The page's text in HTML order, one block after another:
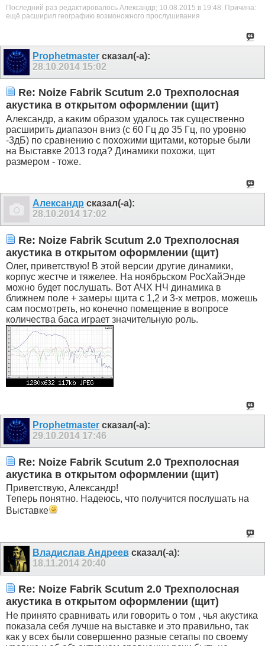
Последний раз редактировалось Александр; 10.08.2015 в 19:48. Причина:
ещё расширил географию возмоножного прослушивания
Prophetmaster сказал(-а):
28.10.2014 15:02
Re: Noize Fabrik Scutum 2.0 Трехполосная
акустика в открытом оформлении (щит)
Александр, а каким образом удалось так существенно
расширить диапазон вниз (с 60 Гц до 35 Гц, по уровню
-3дБ) по сравнению с похожими щитами, которые были
на Выставке 2013 года? Динамики похожи, щит
размером - тоже.
Александр сказал(-а):
28.10.2014 17:02
Re: Noize Fabrik Scutum 2.0 Трехполосная
акустика в открытом оформлении (щит)
Олег, приветствую! В этой версии другие динамики,
корпус жестче и тяжелее. На ноябрьском РосХайЭнде
можно будет послушать. Вот АЧХ НЧ динамика в
ближнем поле + замеры щита с 1,2 и 3-х метров, можешь
сам посмотреть, но конечно помещение в вопросе
количества баса играет значительную роль.
Prophetmaster сказал(-а):
29.10.2014 17:46
Re: Noize Fabrik Scutum 2.0 Трехполосная
акустика в открытом оформлении (щит)
Приветствую, Александр!
Теперь понятно. Надеюсь, что получится послушать на
Выставке
Владислав Андреев сказал(-а):
18.11.2014 20:40
Re: Noize Fabrik Scutum 2.0 Трехполосная
акустика в открытом оформлении (щит)
Не принято сравнивать или говорить о том , чья акустика
показала себя лучше на выставке и это правильно, так
как у всех были совершенно разные сетапы по своему